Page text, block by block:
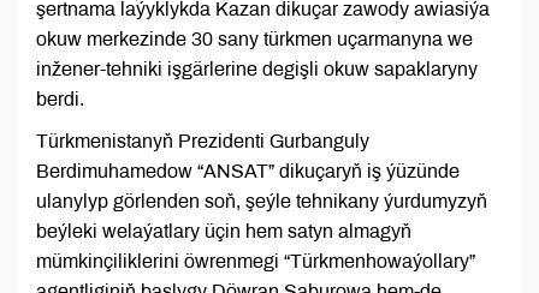
şertnama laýyklykda Kazan dikuçar zawody awiasiýa
okuw merkezinde 30 sany türkmen uçarmanyna we
inžener-tehniki işgärlerine degişli okuw sapaklaryny
berdi.
Türkmenistanyň Prezidenti Gurbanguly
Berdimuhamedow “ANSAT” dikuçaryň iş ýüzünde
ulanylyp görlenden soň, şeýle tehnikany ýurdumyzyň
beýleki welaýatlary üçin hem satyn almagyň
mümkinçiliklerini öwrenmegi “Türkmenhowaýollary”